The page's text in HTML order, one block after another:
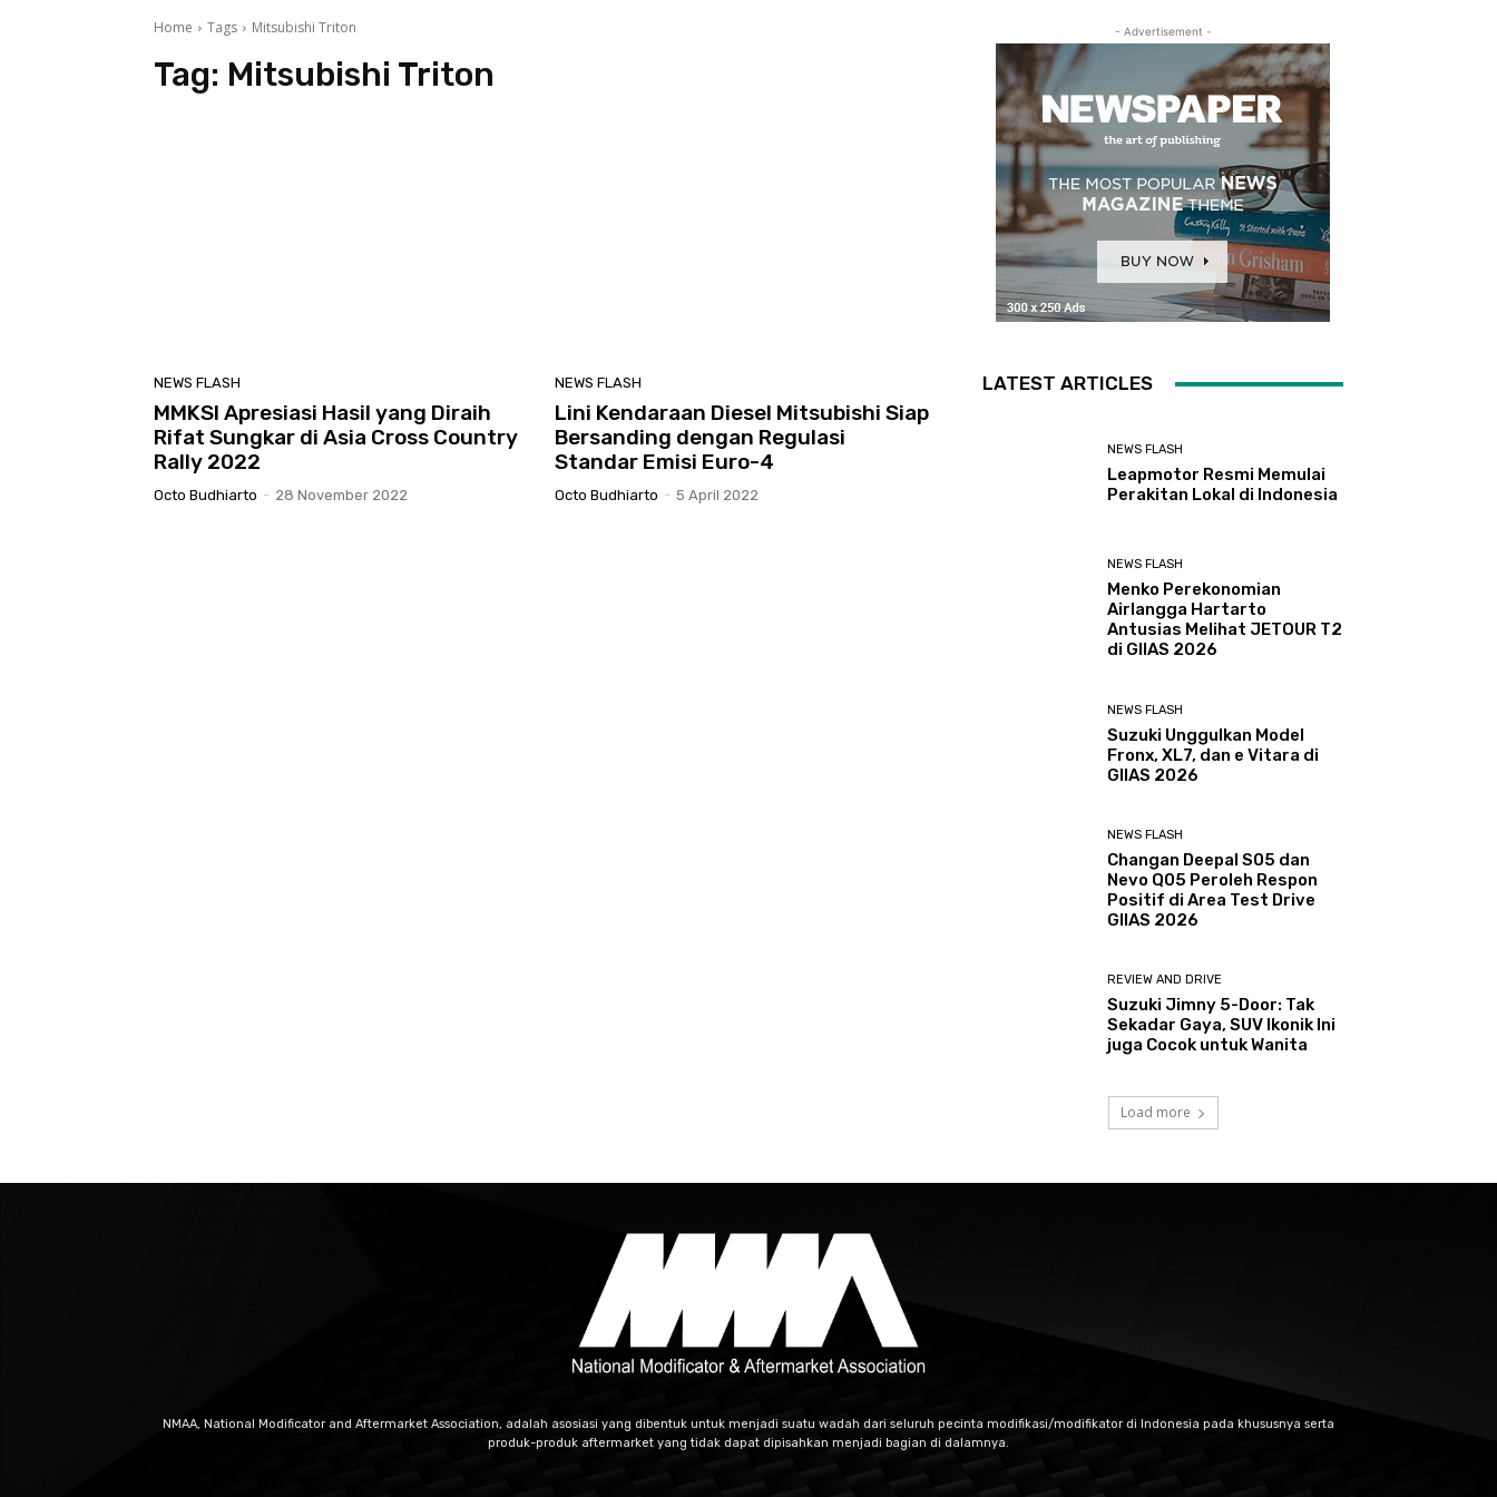
Home Tags Mitsubishi Triton
Tag: Mitsubishi Triton
NEWS FLASH
MMKSI Apresiasi Hasil yang Diraih
Rifat Sungkar di Asia Cross Country
Rally 2022
Octo Budhiarto - 28 November 2022
NEWS FLASH
Lini Kendaraan Diesel Mitsubishi Siap
Bersanding dengan Regulasi
Standar Emisi Euro-4
Octo Budhiarto - 5 April 2022
- Advertisement -
LATEST ARTICLES
NEWS FLASH
Leapmotor Resmi Memulai
Perakitan Lokal di Indonesia
NEWS FLASH
Menko Perekonomian
Airlangga Hartarto
Antusias Melihat JETOUR T2
di GIIAS 2026
NEWS FLASH
Suzuki Unggulkan Model
Fronx, XL7, dan e Vitara di
GIIAS 2026
NEWS FLASH
Changan Deepal S05 dan
Nevo Q05 Peroleh Respon
Positif di Area Test Drive
GIIAS 2026
REVIEW AND DRIVE
Suzuki Jimny 5-Door: Tak
Sekadar Gaya, SUV Ikonik Ini
juga Cocok untuk Wanita
Load more
NMAA, National Modificator and Aftermarket Association, adalah asosiasi yang dibentuk untuk menjadi suatu wadah dari seluruh pecinta modifikasi/modifikator di Indonesia pada khususnya serta
produk-produk aftermarket yang tidak dapat dipisahkan menjadi bagian di dalamnya.